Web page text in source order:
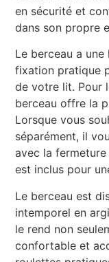
en sécurité et
dans son propre
Le berceau a
fixation pratique
de votre lit. Pour
berceau offre la
Lorsque vous
séparément, il
avec la
est inclus pour
Le berceau est
intemporel en
le rend non
confortable et